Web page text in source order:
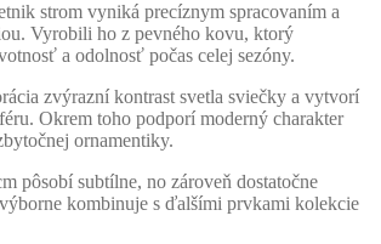
strom vyniká precíznym spracovaním a
Vyrobili ho z pevného kovu, ktorý
a odolnosť počas celej sezóny.
zvýrazní kontrast svetla sviečky a vytvorí
Okrem toho podporí moderný charakter
ornamentiky.
pôsobí subtílne, no zároveň dostatočne
kombinuje s ďalšími prvkami kolekcie